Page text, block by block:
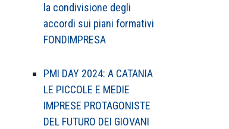
la condivisione degli
accordi sui piani formativi
FONDIMPRESA
PMI DAY 2024: A CATANIA
LE PICCOLE E MEDIE
IMPRESE PROTAGONISTE
DEL FUTURO DEI GIOVANI